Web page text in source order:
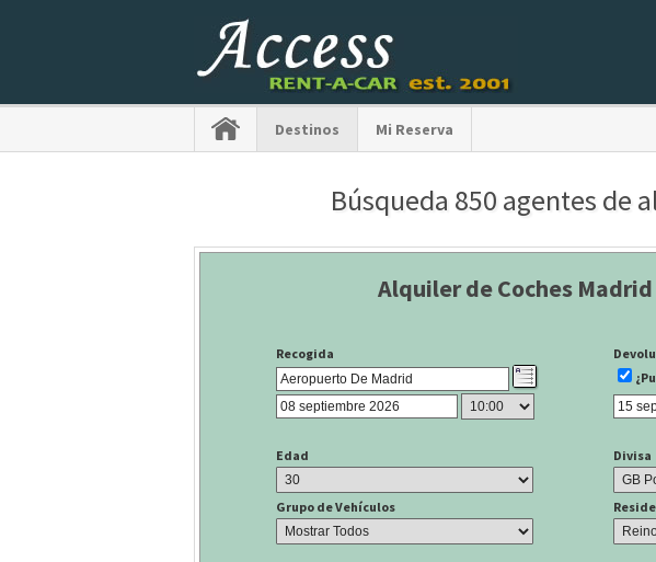
Destinos Mi Reserva
Búsqueda 850 agentes de
Alquiler de Coches
Recogida
Edad Divisa
Grupo de Vehículos